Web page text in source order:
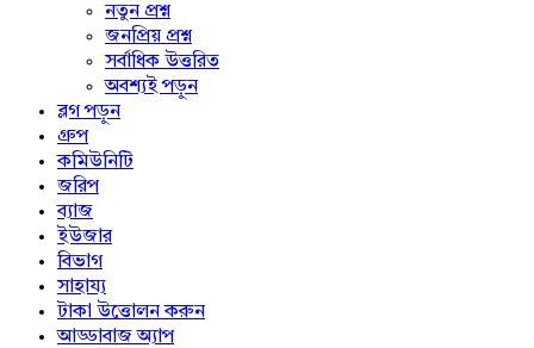
নতুন প্রশ্ন
জনপ্রিয় প্রশ্ন
সর্বাধিক উত্তরিত
অবশ্যই পড়ুন
ব্লগ পড়ুন
গ্রুপ
কমিউনিটি
জরিপ
ব্যাজ
ইউজার
বিভাগ
সাহায্য
টাকা উত্তোলন করুন
আড্ডাবাজ অ্যাপ